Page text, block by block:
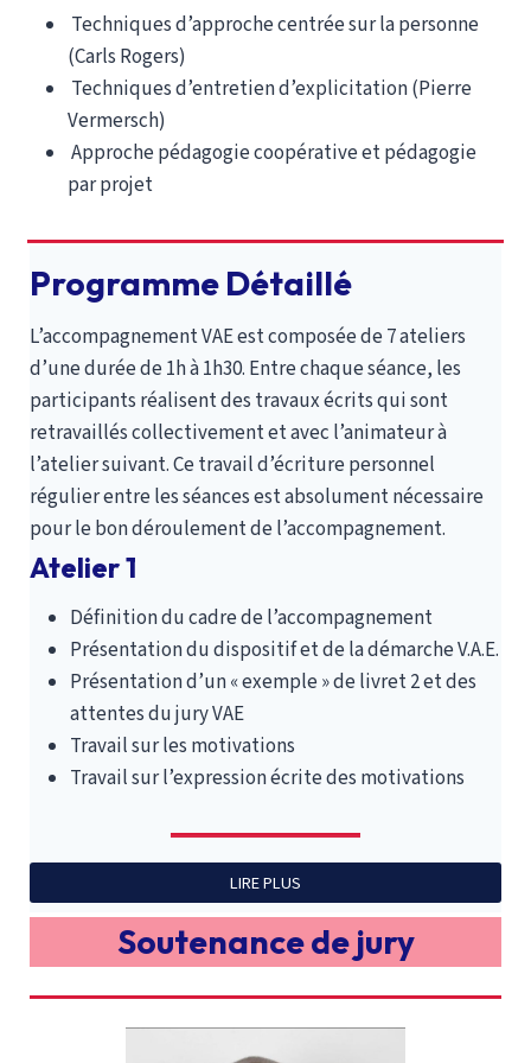
Techniques d’approche centrée sur la personne
(Carls Rogers)
Techniques d’entretien d’explicitation (Pierre
Vermersch)
Approche pédagogie coopérative et pédagogie
par projet
Programme Détaillé
L’accompagnement VAE est composée de 7 ateliers
d’une durée de 1h à 1h30. Entre chaque séance, les
participants réalisent des travaux écrits qui sont
retravaillés collectivement et avec l’animateur à
l’atelier suivant. Ce travail d’écriture personnel
régulier entre les séances est absolument nécessaire
pour le bon déroulement de l’accompagnement.
Atelier 1 Définition du cadre de l’accompagnement
Atelier 1
Définition du cadre de l’accompagnement
Présentation du dispositif et de la démarche V.A.E.
Présentation d’un « exemple » de livret 2 et des
attentes du jury VAE
Travail sur les motivations
Travail sur l’expression écrite des motivations
Atelier 2
Retour sur les motivations en lien avec les
LIRE PLUS
Soutenance de jury